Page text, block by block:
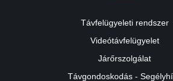
Távfelügyeleti rendszer
Videótávfelügyelet
Járőrszolgálat
Távgondoskodás -